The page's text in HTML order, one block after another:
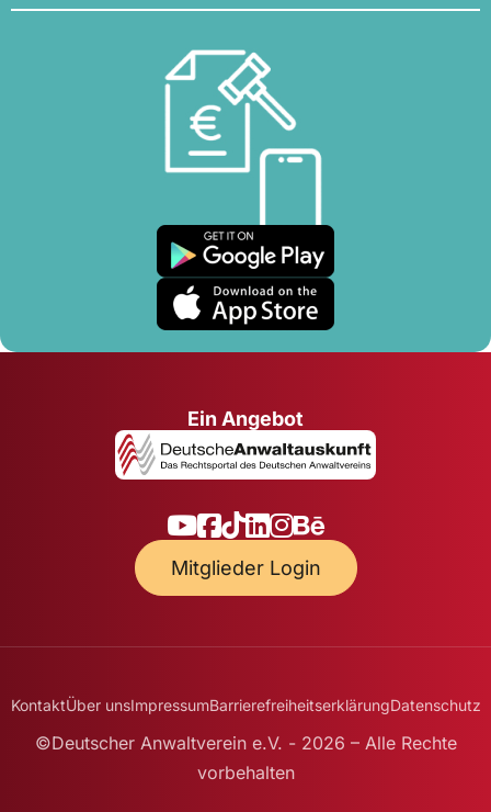
Ein Angebot
Mitglieder Login
KontaktÜber unsImpressumBarrierefreiheitserklärungDatenschutz
©Deutscher Anwaltverein e.V. - 2026 – Alle Rechte
vorbehalten